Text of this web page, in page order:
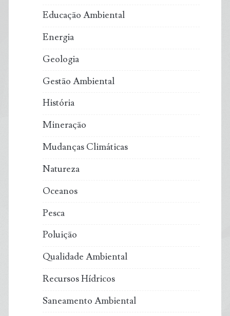
Educação Ambiental
Energia
Geologia
Gestão Ambiental
História
Mineração
Mudanças Climáticas
Natureza
Oceanos
Pesca
Poluição
Qualidade Ambiental
Recursos Hídricos
Saneamento Ambiental